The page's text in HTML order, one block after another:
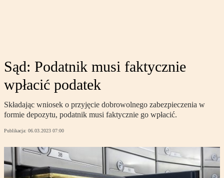
Sąd: Podatnik musi faktycznie
wpłacić podatek
Składając wniosek o przyjęcie dobrowolnego zabezpieczenia w
formie depozytu, podatnik musi faktycznie go wpłacić.
Publikacja: 06.03.2023 07:00